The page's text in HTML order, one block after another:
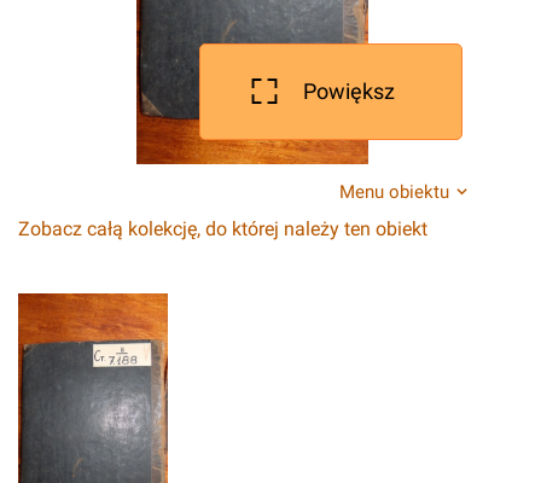
Powiększ
Menu obiektu
Zobacz całą kolekcję, do której należy ten obiekt